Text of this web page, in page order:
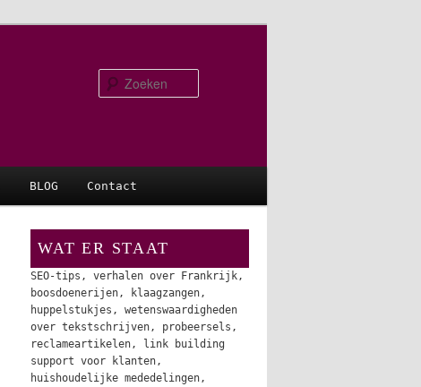
BLOG Contact
WAT ER STAAT
SEO-tips, verhalen over Frankrijk,
boosdoenerijen, klaagzangen,
huppelstukjes, wetenswaardigheden
over tekstschrijven, probeersels,
reclameartikelen, link building
support voor klanten,
huishoudelijke mededelingen,